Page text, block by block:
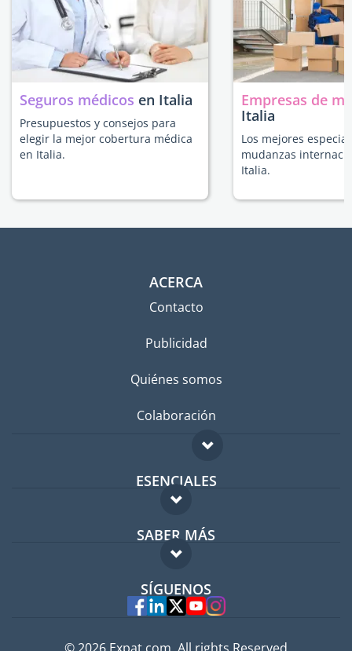
Seguros médicos en Italia
Presupuestos y consejos para
elegir la mejor cobertura médica
en Italia.
Empresas de
Italia
Los mejores
mudanzas
Italia.
ACERCA
Contacto
Publicidad
Quiénes somos
Colaboración
ESENCIALES
Foro para expatriados
Guía para expatriados
Trabajos en el extranjero
SABER MÁS
FAQ
Expertos
SÍGUENOS